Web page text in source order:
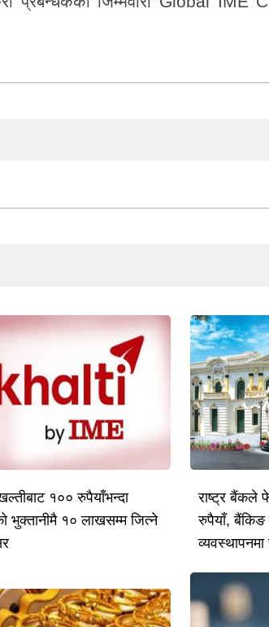
१०० रुपैयाँभन्दा
भुक्तानीमै १० लाखसम्म जित्ने
राष्ट्र बैंकले
रुपैयाँ, बैंकिङ